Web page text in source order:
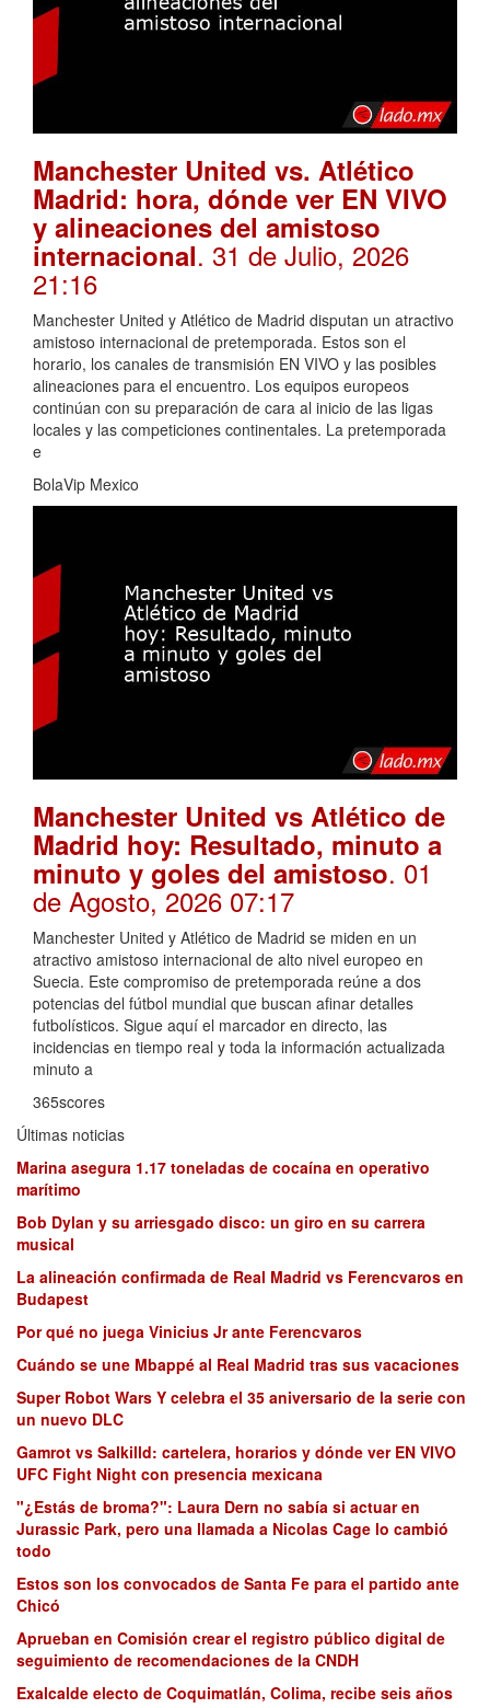
Manchester United vs. Atlético
Madrid: hora, dónde ver EN VIVO
y alineaciones del amistoso
internacional. 31 de Julio, 2026
21:16
Manchester United y Atlético de Madrid disputan un atractivo
amistoso internacional de pretemporada. Estos son el
horario, los canales de transmisión EN VIVO y las posibles
alineaciones para el encuentro. Los equipos europeos
continúan con su preparación de cara al inicio de las ligas
locales y las competiciones continentales. La pretemporada
e
BolaVip Mexico
Manchester United vs Atlético de
Madrid hoy: Resultado, minuto a
minuto y goles del amistoso. 01
de Agosto, 2026 07:17
Manchester United y Atlético de Madrid se miden en un
atractivo amistoso internacional de alto nivel europeo en
Suecia. Este compromiso de pretemporada reúne a dos
potencias del fútbol mundial que buscan afinar detalles
futbolísticos. Sigue aquí el marcador en directo, las
incidencias en tiempo real y toda la información actualizada
minuto a
365scores
Últimas noticias
Marina asegura 1.17 toneladas de cocaína en operativo
marítimo
Bob Dylan y su arriesgado disco: un giro en su carrera
musical
La alineación confirmada de Real Madrid vs Ferencvaros en
Budapest
Por qué no juega Vinicius Jr ante Ferencvaros
Cuándo se une Mbappé al Real Madrid tras sus vacaciones
Super Robot Wars Y celebra el 35 aniversario de la serie con
un nuevo DLC
Gamrot vs Salkilld: cartelera, horarios y dónde ver EN VIVO
UFC Fight Night con presencia mexicana
"¿Estás de broma?": Laura Dern no sabía si actuar en
Jurassic Park, pero una llamada a Nicolas Cage lo cambió
todo
Estos son los convocados de Santa Fe para el partido ante
Chicó
Aprueban en Comisión crear el registro público digital de
seguimiento de recomendaciones de la CNDH
Exalcalde electo de Coquimatlán, Colima, recibe seis años